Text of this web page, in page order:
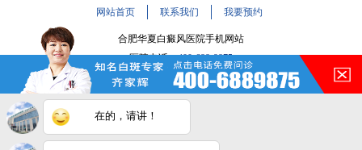
网站首页 联系我们 我要预约
合肥华夏白癜风医院手机网站
医院电话：400-688-9875
医院地址：合肥市铜陵路与裕溪路交叉路口
注：本网站信息仅供参考，不能作为诊断及医疗依据，服用
药物或进行治疗时请遵医嘱。如有转载或引用文章涉及版权
问题，请与我们联系。
在的，请讲！